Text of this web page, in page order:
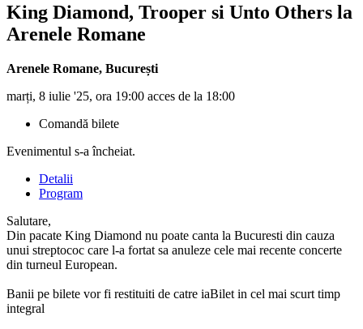
King Diamond, Trooper si Unto Others la
Arenele Romane
Arenele Romane, București
marți, 8 iulie '25, ora 19:00 acces de la 18:00
Comandă bilete
Evenimentul s-a încheiat.
Detalii
Program
Salutare,
Din pacate King Diamond nu poate canta la Bucuresti din cauza
unui streptococ care l-a fortat sa anuleze cele mai recente concerte
din turneul European.
Banii pe bilete vor fi restituiti de catre iaBilet in cel mai scurt timp
integral